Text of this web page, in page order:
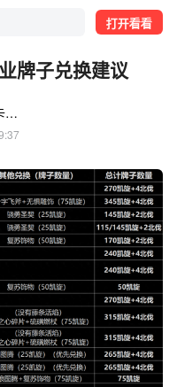
打开看看
牌子兑换建议
WOW小卡拉米